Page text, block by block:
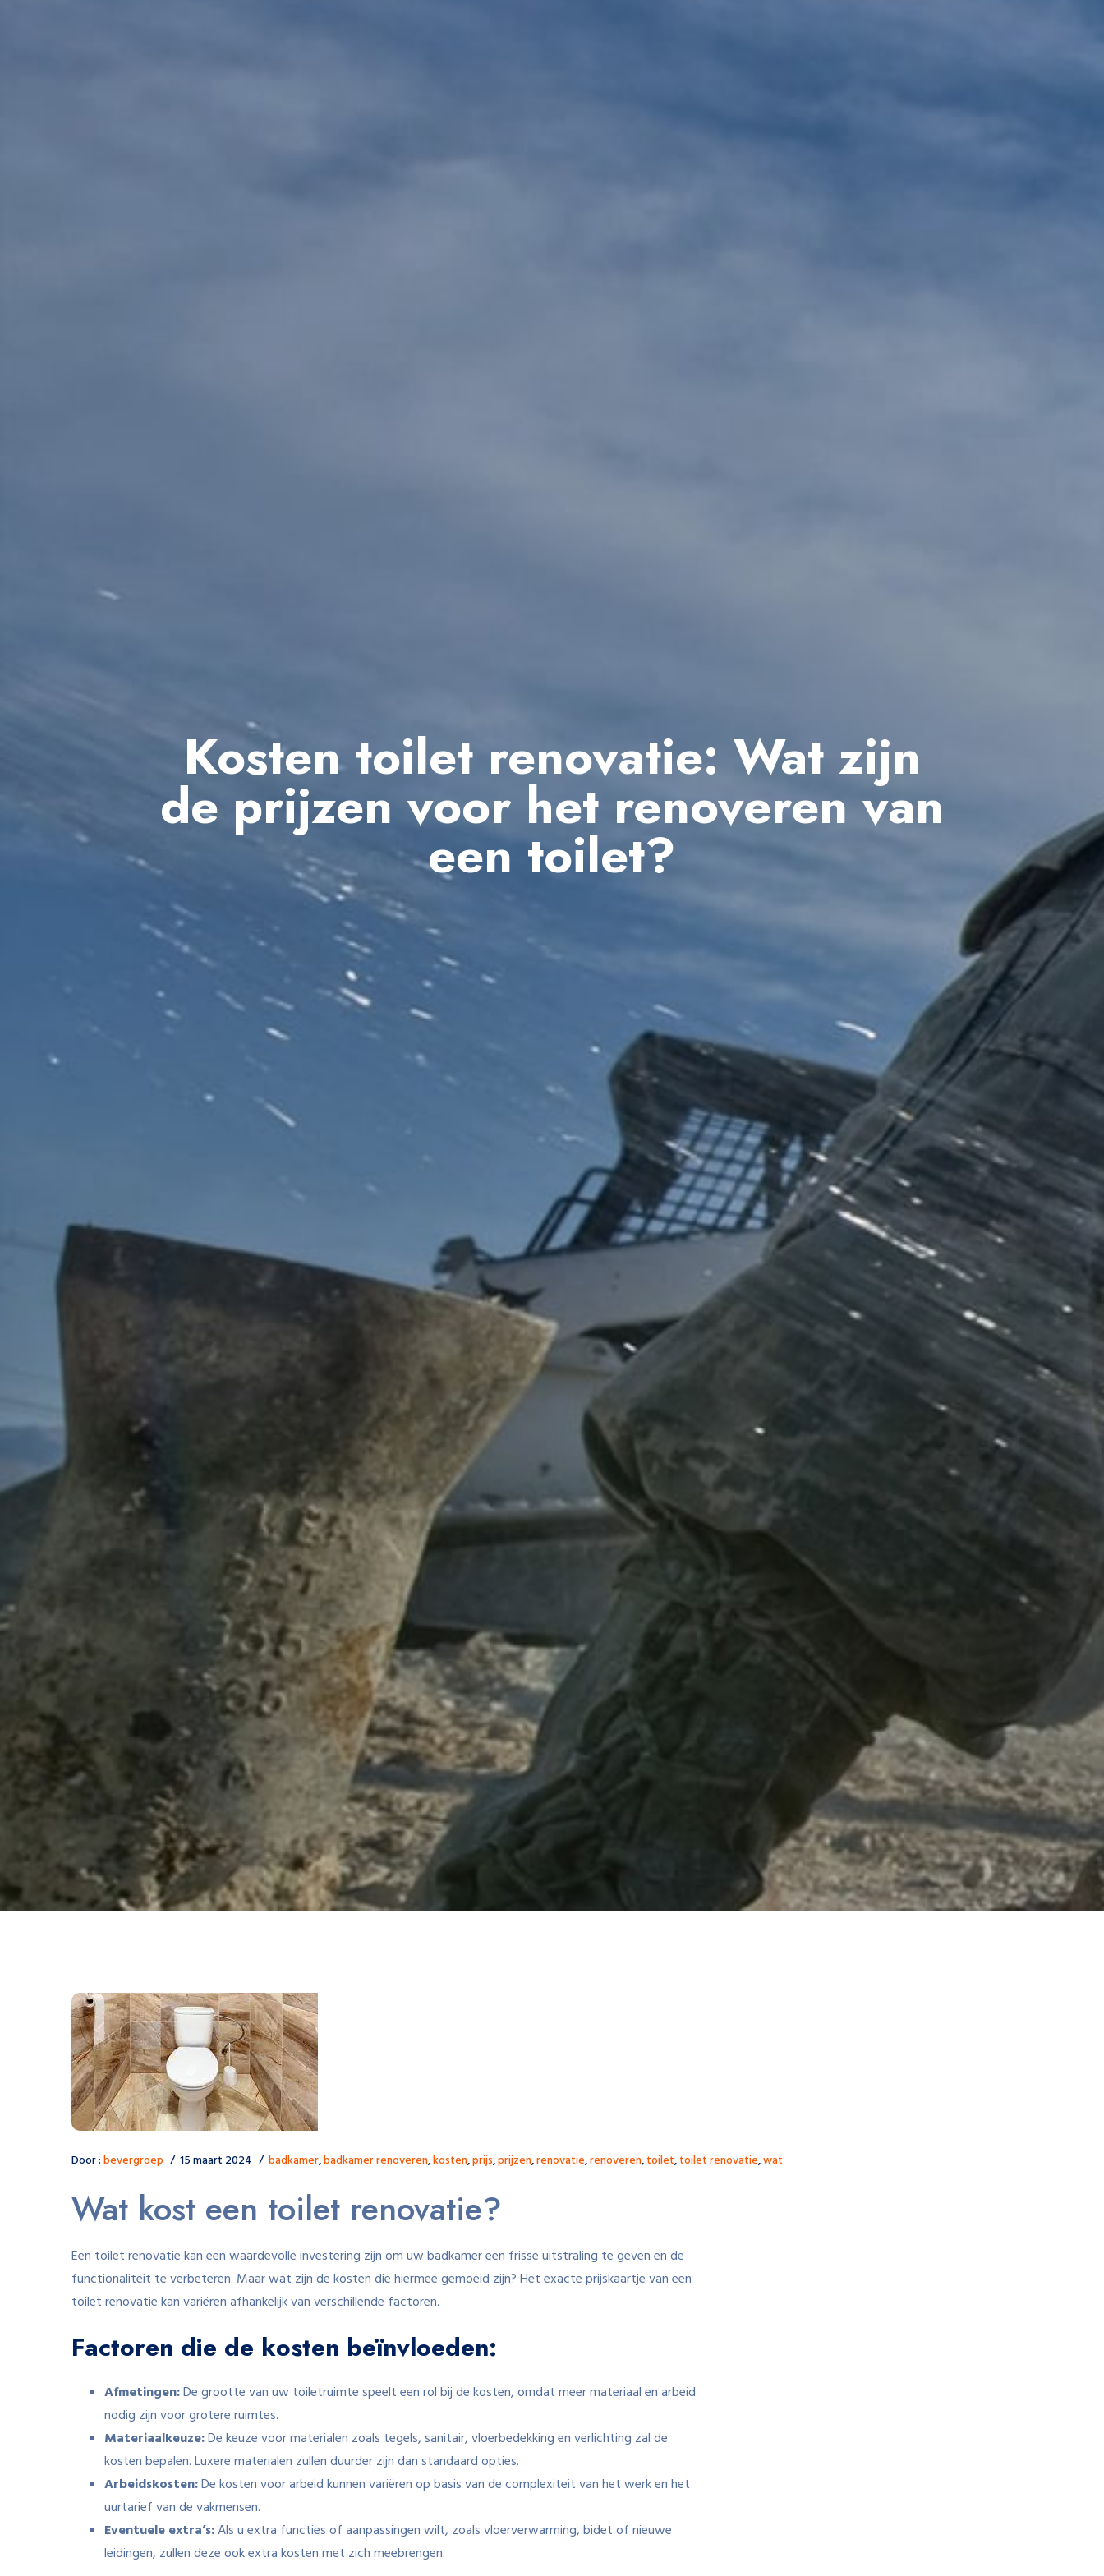
Kosten toilet renovatie: Wat zijn
de prijzen voor het renoveren van
een toilet?
Door :bevergroep 15 maart 2024 badkamer,badkamer renoveren,kosten,prijs,prijzen,renovatie,renoveren,toilet,toilet renovatie,wat
Wat kost een toilet renovatie?
Een toilet renovatie kan een waardevolle investering zijn om uw badkamer een frisse uitstraling te geven en de
functionaliteit te verbeteren. Maar wat zijn de kosten die hiermee gemoeid zijn? Het exacte prijskaartje van een
toilet renovatie kan variëren afhankelijk van verschillende factoren.
Factoren die de kosten beïnvloeden:
Afmetingen:De grootte van uw toiletruimte speelt een rol bij de kosten, omdat meer materiaal en arbeid
nodig zijn voor grotere ruimtes.
Materiaalkeuze:De keuze voor materialen zoals tegels, sanitair, vloerbedekking en verlichting zal de
kosten bepalen. Luxere materialen zullen duurder zijn dan standaard opties.
Arbeidskosten:De kosten voor arbeid kunnen variëren op basis van de complexiteit van het werk en het
uurtarief van de vakmensen.
Eventuele extra’s:Als u extra functies of aanpassingen wilt, zoals vloerverwarming, bidet of nieuwe
leidingen, zullen deze ook extra kosten met zich meebrengen.